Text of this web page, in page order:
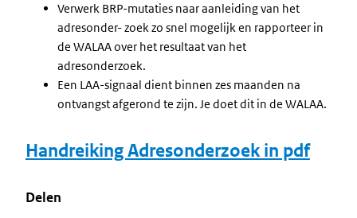
Verwerk BRP-mutaties naar aanleiding van het
adresonder- zoek zo snel mogelijk en rapporteer in
de WALAA over het resultaat van het
adresonderzoek.
Een LAA-signaal dient binnen zes maanden na
ontvangst afgerond te zijn. Je doet dit in de WALAA.
Handreiking Adresonderzoek in pdf
Delen